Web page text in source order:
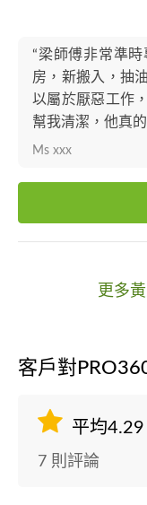
“梁師傅非常準
房，新搬入，抽
以屬於厭惡工作
幫我清潔，他真
Ms xxx
更多
客戶對
平均4.29
7 則評論